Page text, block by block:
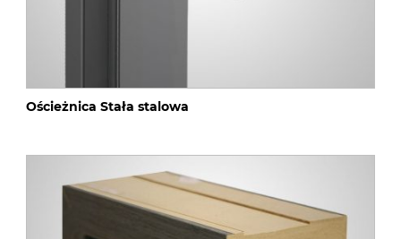
Ościeżnica Stała stalowa